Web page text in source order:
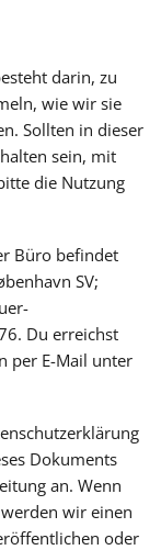
darin, zu
wie wir sie
Sollten in dieser
sein, mit
die Nutzung
Büro befindet
SV;
Du erreichst
per E-Mail unter
Dokuments
an. Wenn
wir einen
oder